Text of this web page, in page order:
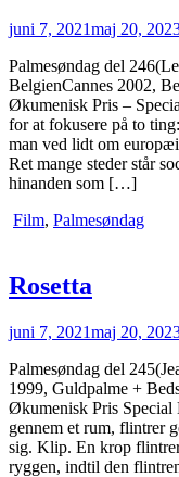
juni 7, 2021maj 20,
Palmesøndag del
BelgienCannes 2002,
Økumenisk Pris –
for at fokusere på to
man ved lidt om
Ret mange steder står
hinanden som […]
Film, Palmesøndag
Rosetta
juni 7, 2021maj 20,
Palmesøndag del
1999, Guldpalme +
Økumenisk Pris Special
gennem et rum, flintrer
sig. Klip. En krop
ryggen, indtil den